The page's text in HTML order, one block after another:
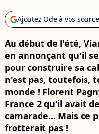
Ajoutez Ode à vos
Au début de l'été,
en annonçant qu'il
pour construire sa
n'est pas, toutefois,
monde ! Florent
France 2 qu'il avait
camarade... Mais ce
frotterait pas !